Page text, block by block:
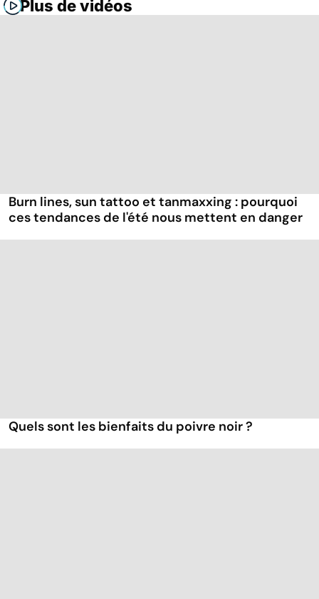
Plus de vidéos
Burn lines, sun tattoo et tanmaxxing : pourquoi
ces tendances de l'été nous mettent en danger
Quels sont les bienfaits du poivre noir ?